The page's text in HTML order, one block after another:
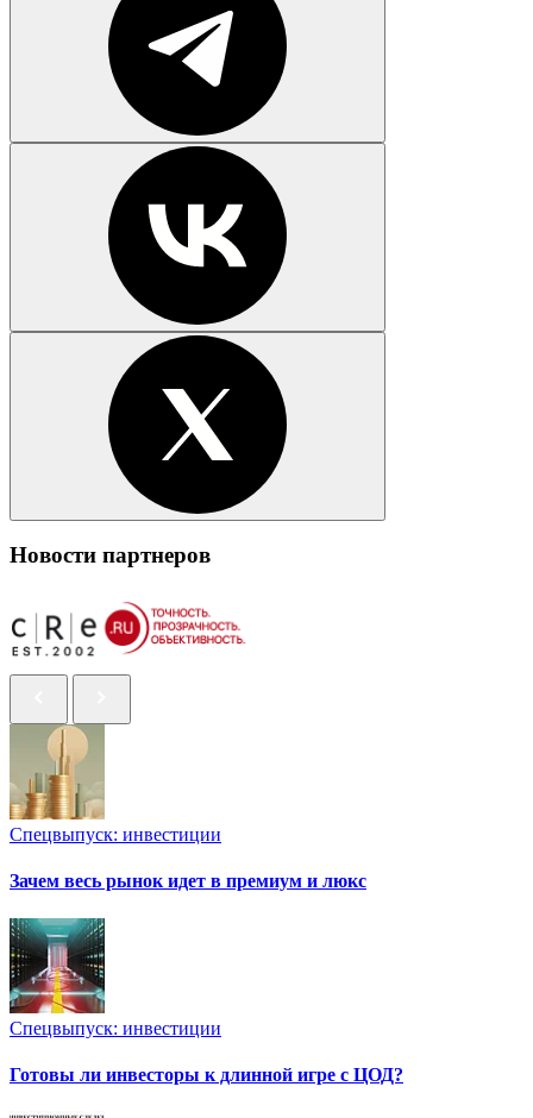
Новости партнеров
Спецвыпуск: инвестиции
Зачем весь рынок идет в премиум и люкс
Спецвыпуск: инвестиции
Готовы ли инвесторы к длинной игре с ЦОД?